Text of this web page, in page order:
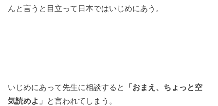
んと言うと目立って日本ではいじめにあう。
いじめにあって先生に相談すると
「おまえ、ちょっと空
気読めよ」 と言われてしまう。